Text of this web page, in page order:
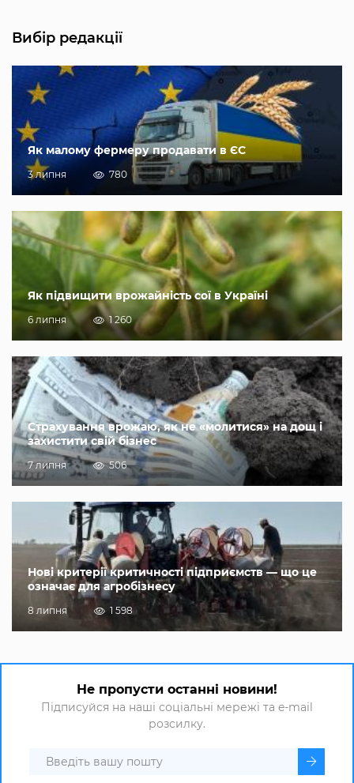
Вибір редакції
Як малому фермеру продавати в ЄС
3 липня 780
Як підвищити врожайність сої в Україні
6 липня 1 260
Страхування врожаю, як не «молитися» на дощ і
захистити свій бізнес
7 липня 506
Нові критерії критичності підприємств — що це
означає для агробізнесу
8 липня 1 598
Не пропусти останні новини!
Підписуйся на наші соціальні мережі та e-mail
розсилку.